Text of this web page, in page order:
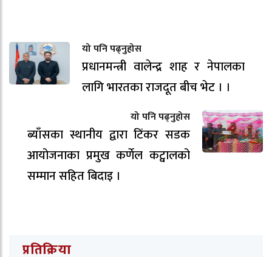
यो पनि पढ्नुहोस
प्रधानमन्त्री वालेन्द्र शाह र नेपालका
लागि भारतका राजदूत बीच भेट । ।
यो पनि पढ्नुहोस
ब्याँसका स्थानीय द्वारा टिंकर सडक
आयोजनाका प्रमुख कर्णेल कट्वालको
सम्मान सहित बिदाइ ।
प्रतिक्रिया